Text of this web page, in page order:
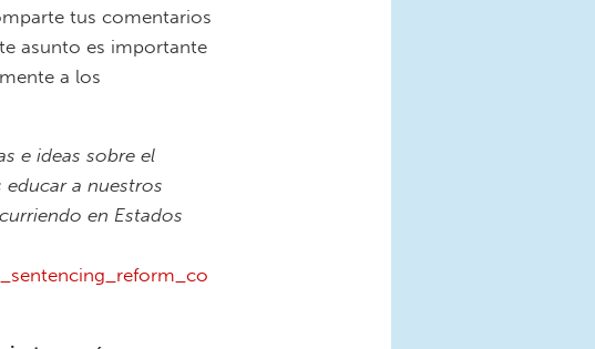
tus comentarios
asunto es importante
a los
e ideas sobre el
a nuestros
en Estados